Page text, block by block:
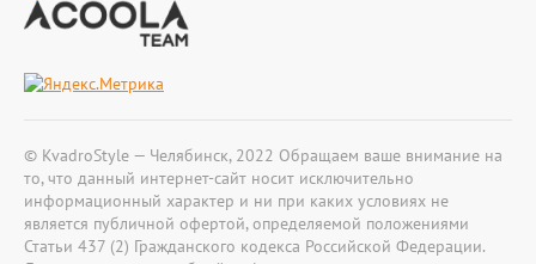
© KvadroStyle — Челябинск, 2022 Обращаем ваше внимание на
то, что данный интернет-сайт носит исключительно
информационный характер и ни при каких условиях не
является публичной офертой, определяемой положениями
Статьи 437 (2) Гражданского кодекса Российской Федерации.